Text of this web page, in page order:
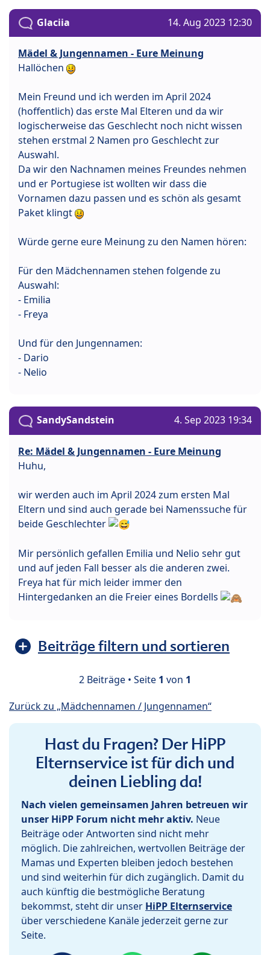
Glaciia 14. Aug 2023 12:30
Mädel & Jungennamen - Eure Meinung
Hallöchen
Mein Freund und ich werden im April 2024
(hoffentlich) das erste Mal Elteren und da wir
logischerweise das Geschlecht noch nicht wissen
stehen erstmal 2 Namen pro Geschlecht zur
Auswahl.
Da wir den Nachnamen meines Freundes nehmen
und er Portugiese ist wollten wir dass die
Vornamen dazu passen und es schön als gesamt
Paket klingt
Würde gerne eure Meinung zu den Namen hören:
Für den Mädchennamen stehen folgende zu
Auswahl:
- Emilia
- Freya
Und für den Jungennamen:
- Dario
- Nelio
SandySandstein 4. Sep 2023 19:34
Re: Mädel & Jungennamen - Eure Meinung
Huhu,
wir werden auch im April 2024 zum ersten Mal
Eltern und sind auch gerade bei Namenssuche für
beide Geschlechter
Mir persönlich gefallen Emilia und Nelio sehr gut
und auf jeden Fall besser als die anderen zwei.
Freya hat für mich leider immer den
Hintergedanken an die Freier eines Bordells
Beiträge filtern und sortieren
2 Beiträge • Seite 1 von 1
Zurück zu „Mädchennamen / Jungennamen“
Hast du Fragen? Der HiPP
Elternservice ist für dich und
deinen Liebling da!
Nach vielen gemeinsamen Jahren betreuen wir
unser HiPP Forum nicht mehr aktiv. Neue
Beiträge oder Antworten sind nicht mehr
möglich. Die zahlreichen, wertvollen Beiträge der
Mamas und Experten bleiben jedoch bestehen
und sind weiterhin für dich zugänglich. Damit du
auch künftig die bestmögliche Beratung
bekommst, steht dir unser HiPP Elternservice
über verschiedene Kanäle jederzeit gerne zur
Seite.